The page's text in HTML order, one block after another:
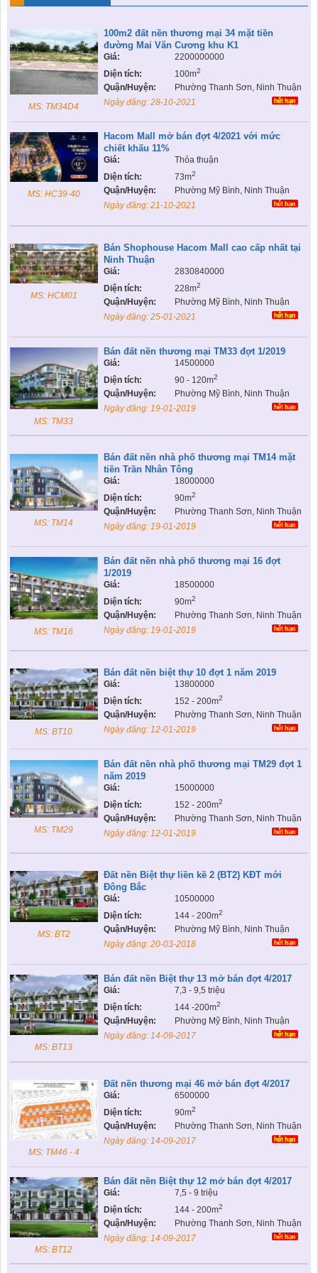
LIÊN HỆ & GIẢI ĐÁP
KIẾN TRÚC & PHONG THUỶ
TIN TỨC TỔNG HỢP
MS: TM34D4
100m2 đất nền thương mại 34 mặt tiền
đường Mai Văn Cương khu K1
Giá:
2200000000
Diện tích:
100m2
Quận/Huyện:
Phường Thanh Sơn, Ninh Thuận
Ngày đăng: 28-10-2021
MS: HC39-40
Hacom Mall mở bán đợt 4/2021 với mức
chiết khấu 11%
Giá:
Thỏa thuận
Diện tích:
73m2
Quận/Huyện:
Phường Mỹ Bình, Ninh Thuận
Ngày đăng: 21-10-2021
MS: HCM01
Bán Shophouse Hacom Mall cao cấp nhất tại
Ninh Thuận
Giá:
2830840000
Diện tích:
228m2
Quận/Huyện:
Phường Mỹ Bình, Ninh Thuận
Ngày đăng: 25-01-2021
MS: TM33
Bán đất nền thương mại TM33 đợt 1/2019
Giá:
14500000
Diện tích:
90 - 120m2
Quận/Huyện:
Phường Mỹ Bình, Ninh Thuận
Ngày đăng: 19-01-2019
MS: TM14
Bán đất nền nhà phố thương mại TM14 mặt
tiền Trần Nhân Tông
Giá:
18000000
Diện tích:
90m2
Quận/Huyện:
Phường Thanh Sơn, Ninh Thuận
Ngày đăng: 19-01-2019
MS: TM16
Bán đất nền nhà phố thương mại 16 đợt
1/2019
Giá:
18500000
Diện tích:
90m2
Quận/Huyện:
Phường Thanh Sơn, Ninh Thuận
Ngày đăng: 19-01-2019
MS: BT10
Bán đất nền biệt thự 10 đợt 1 năm 2019
Giá:
13800000
Diện tích:
152 - 200m2
Quận/Huyện:
Phường Thanh Sơn, Ninh Thuận
Ngày đăng: 12-01-2019
MS: TM29
Bán đất nền nhà phố thương mại TM29 đợt 1
năm 2019
Giá:
15000000
Diện tích:
152 - 200m2
Quận/Huyện:
Phường Thanh Sơn, Ninh Thuận
Ngày đăng: 12-01-2019
MS: BT2
Đất nền Biệt thự liền kề 2 (BT2) KĐT mới
Đông Bắc
Giá:
10500000
Diện tích:
144 - 200m2
Quận/Huyện:
Phường Mỹ Bình, Ninh Thuận
Ngày đăng: 20-03-2018
MS: BT13
Bán đất nền Biệt thự 13 mở bán đợt 4/2017
Giá:
7,3 - 9,5 triệu
Diện tích:
144 -200m2
Quận/Huyện:
Phường Mỹ Bình, Ninh Thuận
Ngày đăng: 14-09-2017
MS: TM46 - 4
Đất nền thương mại 46 mở bán đợt 4/2017
Giá:
6500000
Diện tích:
90m2
Quận/Huyện:
Phường Thanh Sơn, Ninh Thuận
Ngày đăng: 14-09-2017
MS: BT12
Bán đất nền Biệt thự 12 mở bán đợt 4/2017
Giá:
7,5 - 9 triệu
Diện tích:
144 - 200m2
Quận/Huyện:
Phường Thanh Sơn, Ninh Thuận
Ngày đăng: 14-09-2017